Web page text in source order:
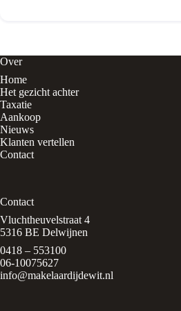
Zo
je
stress
en
twijfel
Over
Home
Het gezicht achter
Taxatie
Aankoop
Nieuws
Klanten vertellen
Contact
Contact
Vluchtheuvelstraat 4
5316 BE Delwijnen
0418 – 553100
06-10075627
info@makelaardijdewit.nl